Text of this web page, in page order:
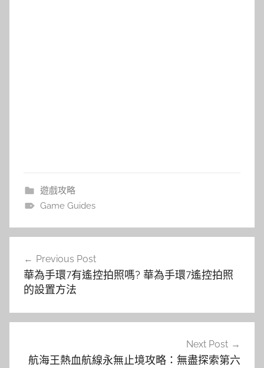
遊戲攻略
Game Guides
覽
Previous Post
華為手環7有遙控拍照嗎? 華為手環7遙控拍照
的設置方法
Next Post
航海王熱血航線永無止境攻略：無盡探索第六